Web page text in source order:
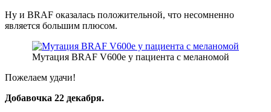
Ну и BRAF оказалась положительной, что несомненно
является большим плюсом.
Мутация BRAF V600e у пациента с меланомой
Пожелаем удачи!
Добавочка 22 декабря.